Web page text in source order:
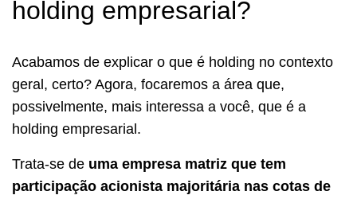
holding empresarial?
Acabamos de explicar o que é holding no contexto
geral, certo? Agora, focaremos a área que,
possivelmente, mais interessa a você, que é a
holding empresarial.
Trata-se de uma empresa matriz que tem
participação acionista majoritária nas cotas de